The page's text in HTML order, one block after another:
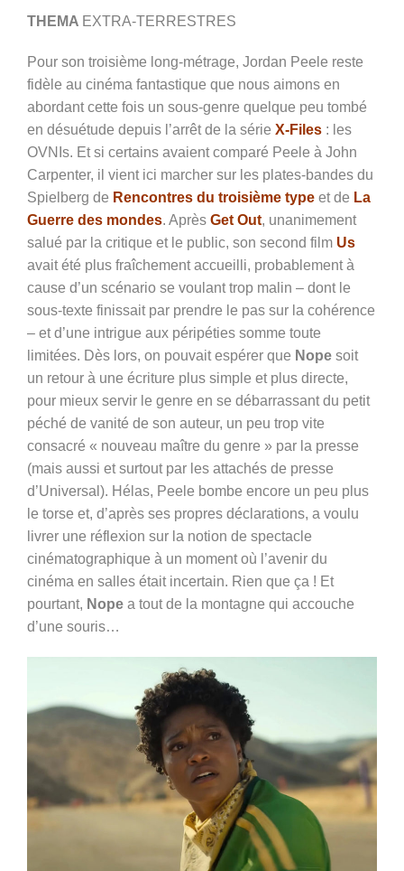
THEMA EXTRA-TERRESTRES
Pour son troisième long-métrage, Jordan Peele reste
fidèle au cinéma fantastique que nous aimons en
abordant cette fois un sous-genre quelque peu tombé
en désuétude depuis l’arrêt de la série X-Files : les
OVNIs. Et si certains avaient comparé Peele à John
Carpenter, il vient ici marcher sur les plates-bandes du
Spielberg de Rencontres du troisième type et de La
Guerre des mondes. Après Get Out, unanimement
salué par la critique et le public, son second film Us
avait été plus fraîchement accueilli, probablementà
cause d’un scénario se voulant trop malin – dont le
sous-texte finissait par prendre le pas sur la cohérence
– etd’une intrigue aux péripéties somme toute
limitées. Dès lors, on pouvait espérer que Nope soit
un retour à une écriture plus simple et plus directe,
pour mieux servir le genre en se débarrassant du petit
péché de vanité de son auteur, un peu trop vite
consacré « nouveau maître du genre » par la presse
(mais aussi etsurtout par les attachés de presse
d’Universal). Hélas, Peele bombe encore un peu plus
le torse et, d’après ses propres déclarations, a voulu
livrer une réflexion sur la notion de spectacle
cinématographique à un moment où l’avenir du
cinéma en salles était incertain. Rien que ça ! Et
pourtant, Nope a tout de la montagne qui accouche
d’une souris…